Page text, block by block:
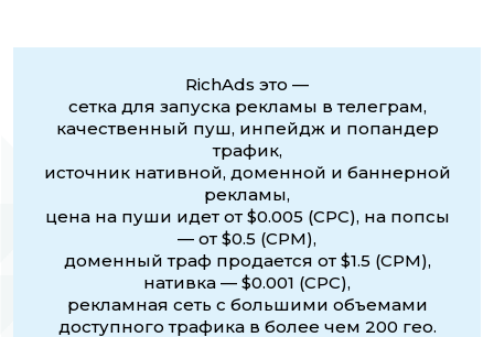
RichAds это —
сетка для запуска рекламы в телеграм,
качественный пуш, инпейдж и попандер
трафик,
источник нативной, доменной и баннерной
рекламы,
цена на пуши идет от $0.005 (CPC), на попсы
— от $0.5 (CPM),
доменный траф продается от $1.5 (CPM),
нативка — $0.001 (CPC),
рекламная сеть с большими объемами
доступного трафика в более чем 200 гео.